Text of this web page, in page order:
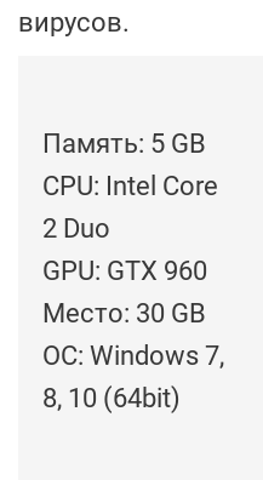
вирусов.
Память: 5 GB
CPU: Intel Core
2 Duo
GPU: GTX 960
Место: 30 GB
ОС: Windows 7,
8, 10 (64bit)